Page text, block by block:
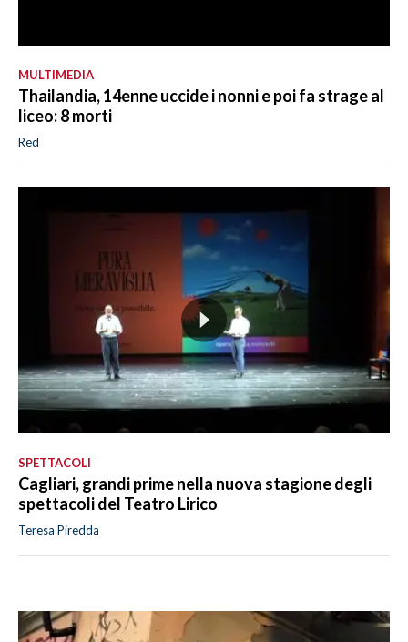
MULTIMEDIA
Thailandia, 14enne uccide i nonni e poi fa strage al
liceo: 8 morti
Red
SPETTACOLI
Cagliari, grandi prime nella nuova stagione degli
spettacoli del Teatro Lirico
Teresa Piredda